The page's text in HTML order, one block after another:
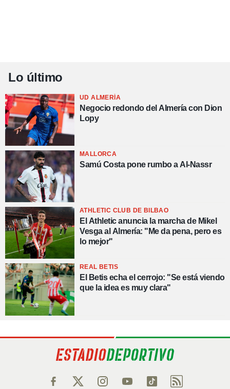
Lo último
UD ALMERÍA
Negocio redondo del Almería con Dion
Lopy
MALLORCA
Samú Costa pone rumbo a Al-Nassr
ATHLETIC CLUB DE BILBAO
El Athletic anuncia la marcha de Mikel
Vesga al Almería: "Me da pena, pero es
lo mejor"
REAL BETIS
El Betis echa el cerrojo: "Se está viendo
que la idea es muy clara"